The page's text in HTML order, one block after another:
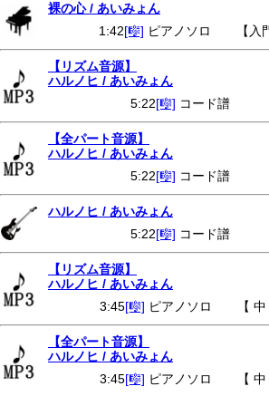
裸の心 / あいみょん
1:42[🎼] ピアノソロ 【入門
【リズム音源】
ハルノヒ / あいみょん
5:22[🎼] コード譜
【全パート音源】
ハルノヒ / あいみょん
5:22[🎼] コード譜
ハルノヒ / あいみょん
5:22[🎼] コード譜
【リズム音源】
ハルノヒ / あいみょん
3:45[🎼] ピアノソロ 【 中
【全パート音源】
ハルノヒ / あいみょん
3:45[🎼] ピアノソロ 【 中